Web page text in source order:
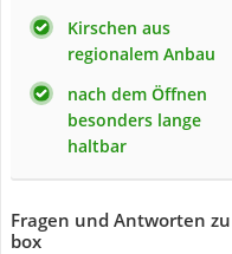
Kirschen aus
regionalem Anbau
nach dem Öffnen
besonders lange
haltbar
Fragen und Antworten
box